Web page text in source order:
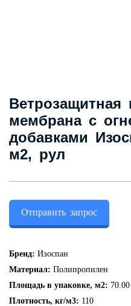
+7 (343) 247 2200
Заказать обратный звонок
Ветрозащитная
мембрана с
добавками
м2, рул
Отправить запрос
Бренд: Изоспан
Материал: Полипропилен
Площадь в упаковке, м2: 70.00
Плотность, кг/м3: 110